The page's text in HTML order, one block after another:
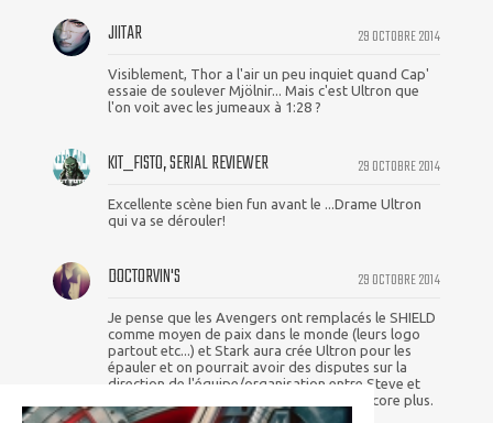
29 OCTOBRE 2014
JIITAR
Visiblement, Thor a l'air un peu inquiet quand Cap'
essaie de soulever Mjölnir... Mais c'est Ultron que
l'on voit avec les jumeaux à 1:28 ?
29 OCTOBRE 2014
KIT_FISTO, SERIAL REVIEWER
Excellente scène bien fun avant le ...Drame Ultron
qui va se dérouler!
29 OCTOBRE 2014
DOCTORVIN'S
Je pense que les Avengers ont remplacés le SHIELD
comme moyen de paix dans le monde (leurs logo
partout etc...) et Stark aura crée Ultron pour les
épauler et on pourrait avoir des disputes sur la
direction de l'équipe/organisation entre Steve et
Iron-Man et Ultron creusera les choses encore plus.